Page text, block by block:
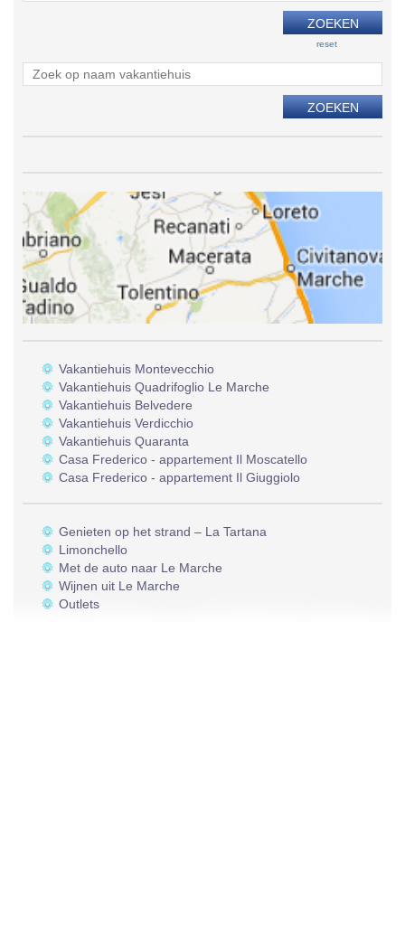
reset
Vakantiehuis Montevecchio
Vakantiehuis Quadrifoglio Le Marche
Vakantiehuis Belvedere
Vakantiehuis Verdicchio
Vakantiehuis Quaranta
Casa Frederico - appartement Il Moscatello
Casa Frederico - appartement Il Giuggiolo
Genieten op het strand – La Tartana
Limonchello
Met de auto naar Le Marche
Wijnen uit Le Marche
Outlets